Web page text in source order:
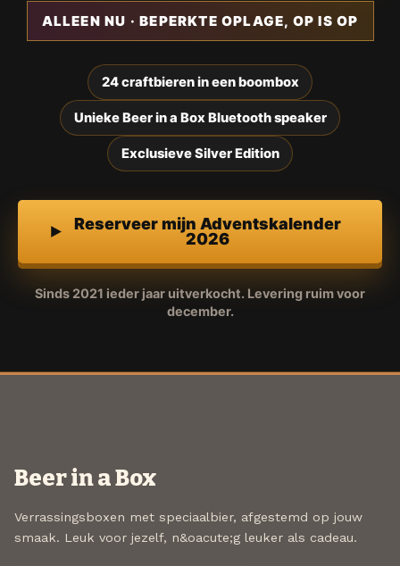
ALLEEN NU · BEPERKTE OPLAGE, OP IS OP
24 craftbieren in een boombox
Unieke Beer in a Box Bluetooth speaker
Exclusieve Silver Edition
Reserveer mijn Adventskalender
2026
Sinds 2021 ieder jaar uitverkocht. Levering ruim voor
december.
Beer in a Box
Verrassingsboxen met speciaalbier, afgestemd op jouw
smaak. Leuk voor jezelf, n&oacute;g leuker als cadeau.